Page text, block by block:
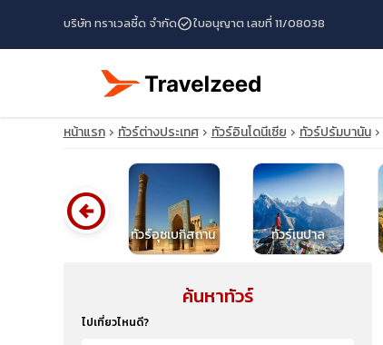
บริษัท ทราเวลซี้ด จำกัดcheck_circleใบอนุญาต เลขที่ 11/08038
หน้าแรก ทัวร์ต่างประเทศ ทัวร์อินโดนีเซีย ทัวร์ปรัมบานัน
ทัวร์สิงคโปร์ ทัวร์อุซเบกิสถาน ทัวร์เนปาล
arrow_circle_left
ค้นหาทัวร์
ไปเที่ยวไหนดี?